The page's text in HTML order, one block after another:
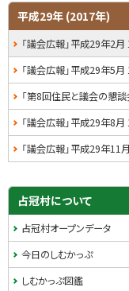
プ
に
戻
サ
イ
ド
・
メ
ニ
ー
平成29年 (2017年)
「議会広報」平成29年2
「議会広報」平成29年5
「第8回住民と議会の懇談
「議会広報」平成29年8
「議会広報」平成29年11
占冠村について
占冠村オープンデータ
今日のしむかっぷ
しむかっぷ図鑑